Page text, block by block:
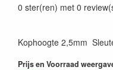
0 ster(ren) met 0
Kophoogte 2,5mm
Prijs en Voorraad